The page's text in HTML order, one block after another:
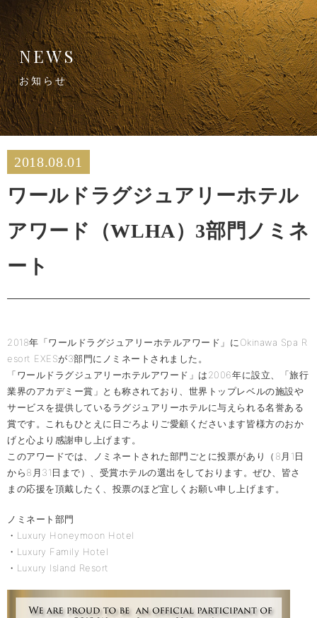
NEWS
お知らせ
2018.08.01
ワールドラグジュアリーホテル
アワード（WLHA）3部門ノミネ
ート
2018年「ワールドラグジュアリーホテルアワード」にOkinawa Spa R
esort EXESが3部門にノミネートされました。
「ワールドラグジュアリーホテルアワード」は2006年に設立、「旅行
業界のアカデミー賞」とも称されており、世界トップレベルの施設や
サービスを提供しているラグジュアリーホテルに与えられる名誉ある
賞です。これもひとえに日ごろよりご愛顧くださいます皆様方のおか
げと心より感謝申し上げます。
このアワードでは、ノミネートされた部門ごとに投票があり（8月1日
から8月31日まで）、受賞ホテルの選出をしております。ぜひ、皆さ
まの応援を頂戴したく、投票のほど宜しくお願い申し上げます。
ノミネート部門
・Luxury Honeymoon Hotel
・Luxury Family Hotel
・Luxury Island Resort